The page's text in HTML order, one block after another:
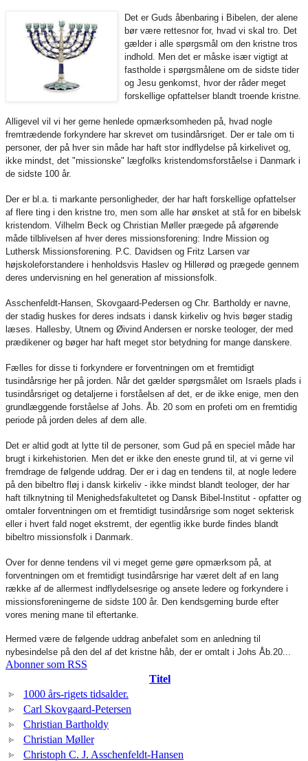
Det er Guds åbenbaring i Bibelen, der alene
bør være rettesnor for, hvad vi skal tro. Det
gælder i alle spørgsmål om den kristne tros
indhold. Men det er måske især vigtigt at
fastholde i spørgsmålene om de sidste tider
og Jesu genkomst, hvor der råder meget
forskellige opfattelser blandt troende kristne.
Alligevel vil vi her gerne henlede opmærksomheden på, hvad nogle
fremtrædende forkyndere har skrevet om tusindårsriget. Der er tale om ti
personer, der på hver sin måde har haft stor indflydelse på kirkelivet og,
ikke mindst, det "missionske" lægfolks kristendomsforståelse i Danmark i
de sidste 100 år.
Der er bl.a. ti markante personligheder, der har haft forskellige opfattelser
af flere ting i den kristne tro, men som alle har ønsket at stå for en bibelsk
kristendom. Vilhelm Beck og Christian Møller prægede på afgørende
måde tilblivelsen af hver deres missionsforening: Indre Mission og
Luthersk Missionsforening. P.C. Davidsen og Fritz Larsen var
højskoleforstandere i henholdsvis Haslev og Hillerød og prægede gennem
deres undervisning en hel generation af missionsfolk.
Asschenfeldt-Hansen, Skovgaard-Pedersen og Chr. Bartholdy er navne,
der stadig huskes for deres indsats i dansk kirkeliv og hvis bøger stadig
læses. Hallesby, Utnem og Øivind Andersen er norske teologer, der med
prædikener og bøger har haft meget stor betydning for mange danskere.
Fælles for disse ti forkyndere er forventningen om et fremtidigt
tusindårsrige her på jorden. Når det gælder spørgsmålet om Israels plads i
tusindårsriget og detaljerne i forståelsen af det, er de ikke enige, men den
grundlæggende forståelse af Johs. Åb. 20 som en profeti om en fremtidig
periode på jorden deles af dem alle.
Det er altid godt at lytte til de personer, som Gud på en speciel måde har
brugt i kirkehistorien. Men det er ikke den eneste grund til, at vi gerne vil
fremdrage de følgende uddrag. Der er i dag en tendens til, at nogle ledere
på den bibeltro fløj i dansk kirkeliv - ikke mindst blandt teologer, der har
haft tilknytning til Menighedsfakultetet og Dansk Bibel-Institut - opfatter og
omtaler forventningen om et fremtidigt tusindårsrige som noget sekterisk
eller i hvert fald noget ekstremt, der egentlig ikke burde findes blandt
bibeltro missionsfolk i Danmark.
Over for denne tendens vil vi meget gerne gøre opmærksom på, at
forventningen om et fremtidigt tusindårsrige har været delt af en lang
række af de allermest indflydelsesrige og ansete ledere og forkyndere i
missionsforeningerne de sidste 100 år. Den kendsgerning burde efter
vores mening mane til eftertanke.
Hermed være de følgende uddrag anbefalet som en anledning til
nybesindelse på den del af det kristne håb, der er omtalt i Johs Åb.20...
Abonner som RSS
Titel
1000 års-rigets tidsalder.
Carl Skovgaard-Petersen
Christian Bartholdy
Christian Møller
Christoph C. J. Asschenfeldt-Hansen